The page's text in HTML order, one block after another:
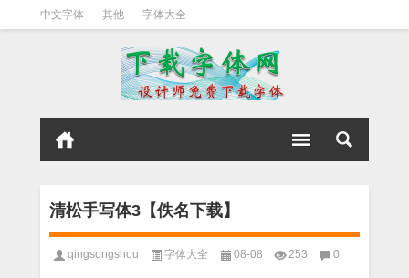
中文字体 其他 字体大全
清松手写体3【佚名下载】
qingsongshou 字体大全 08-08 253 0